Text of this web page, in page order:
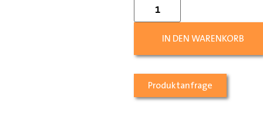
IN DEN WARENKORB
Produktanfrage